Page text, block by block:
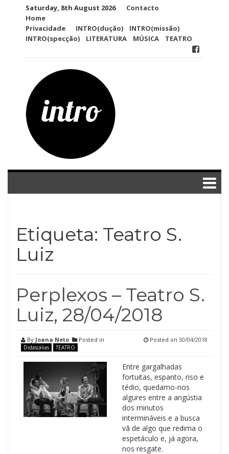
Saturday, 8th August 2026
Contacto
Home
Privacidade
INTRO(dução)
INTRO(missão)
INTRO(specção)
LITERATURA MÚSICA TEATRO
Etiqueta: Teatro S.
Luiz
Perplexos – Teatro S.
Luiz, 28/04/2018
By Joana Neto Posted in
Didascálias TEATRO
Posted on 30/04/2018
Entre gargalhadas
fortuitas, espanto, riso e
tédio, quedamo-nos
algures entre a angústia
dos minutos
intermináveis e a busca
vã de algo que redima o
espetáculo e, já agora,
nos resgate.